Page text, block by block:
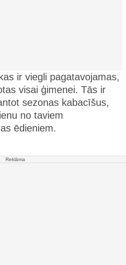
ir viegli pagatavojamas,
visai ģimenei. Tās ir
sezonas kabacīšus,
no taviem
ēdieniem.
Reklāma